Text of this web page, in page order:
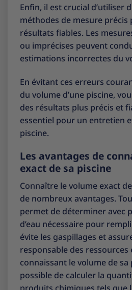
Enfin, il est crucial d’utiliser
méthodes de mesure
résultats fiables. Les
ou imprécises peuvent
estimations incorrectes du
En évitant ces erreurs
du volume d’une piscine,
des résultats plus précis et
essentiel pour un entretien
piscine.
Les avantages de
exact de sa piscine
Connaître le volume exact
de nombreux avantages.
permet de déterminer avec
d’eau nécessaire pour
évite les gaspillages et
responsable des ressources
connaissant le volume de sa
possible de calculer la